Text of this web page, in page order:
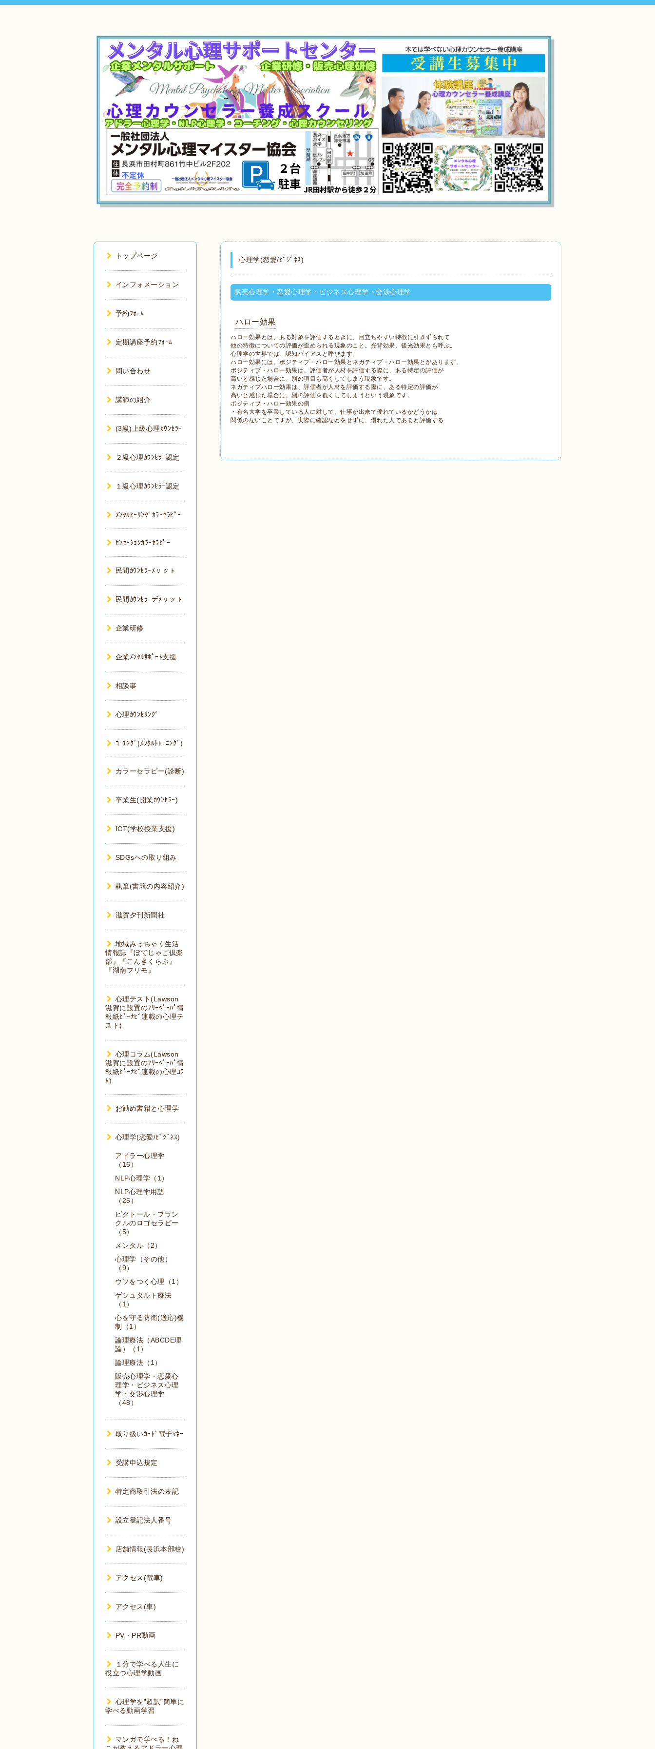
心理学(恋愛/ﾋﾞｼﾞﾈｽ)
販売心理学・恋愛心理学・ビジネス心理学・交渉心理学
ハロー効果
ハロー効果とは、ある対象を評価するときに、目立ちやすい特徴に引きずられて
他の特徴についての評価が歪められる現象のこと。光背効果、後光効果とも呼ぶ。
心理学の世界では、認知バイアスと呼びます。
ハロー効果には、ポジティブ・ハロー効果とネガティブ・ハロー効果とがあります。
ポジティブ・ハロー効果は、評価者が人材を評価する際に、ある特定の評価が
高いと感じた場合に、別の項目も高くしてしまう現象です。
ネガティブハロー効果は、評価者が人材を評価する際に、ある特定の評価が
高いと感じた場合に、別の評価を低くしてしまうという現象です。
ポジティブ・ハロー効果の例
・有名大学を卒業している人に対して、仕事が出来て優れているかどうかは
関係のないことですが、実際に確認などをせずに、優れた人であると評価する
トップページ
インフォメーション
予約ﾌｫｰﾑ
定期講座予約ﾌｫｰﾑ
問い合わせ
講師の紹介
(3級)上級心理ｶｳﾝｾﾗｰ
２級心理ｶｳﾝｾﾗｰ認定
１級心理ｶｳﾝｾﾗｰ認定
ﾒﾝﾀﾙﾋｰﾘﾝｸﾞｶﾗｰｾﾗﾋﾟｰ
ｾﾝｾｰｼｮﾝｶﾗｰｾﾗﾋﾟｰ
民間ｶｳﾝｾﾗｰﾒㇼッㇳ
民間ｶｳﾝｾﾗｰデﾒㇼッㇳ
企業研修
企業ﾒﾝﾀﾙｻﾎﾟｰﾄ支援
相談事
心理ｶｳﾝｾﾘﾝｸﾞ
ｺｰﾁﾝｸﾞ(ﾒﾝﾀﾙﾄﾚｰﾆﾝｸﾞ)
カラーセラピー(診断)
卒業生(開業ｶｳﾝｾﾗｰ)
ICT(学校授業支援)
SDGsへの取り組み
執筆(書籍の内容紹介)
滋賀夕刊新聞社
地域みっちゃく生活
情報誌『ぼてじゃこ倶楽
部』『こんきくらぶ』
『湖南フリモ』
心理テスト(Lawson
滋賀に設置のﾌﾘｰﾍﾟｰﾊﾟ情
報紙ﾋﾟｰﾅﾋﾞ連載の心理テ
スト)
心理コラム(Lawson
滋賀に設置のﾌﾘｰﾍﾟｰﾊﾟ情
報紙ﾋﾟｰﾅﾋﾞ連載の心理ｺﾗ
ﾑ)
お勧め書籍と心理学
心理学(恋愛/ﾋﾞｼﾞﾈｽ)
アドラー心理学
（16）
NLP心理学（1）
NLP心理学用語
（25）
ビクトール・フラン
クルのロゴセラピー
（5）
メンタル（2）
心理学（その他）
（9）
ウソをつく心理（1）
ゲシュタルト療法
（1）
心を守る防衛(適応)機
制（1）
論理療法（ABCDE理
論）（1）
論理療法（1）
販売心理学・恋愛心
理学・ビジネス心理
学・交渉心理学
（48）
取り扱いｶｰﾄﾞ電子ﾏﾈｰ
受講申込規定
特定商取引法の表記
設立登記法人番号
店舗情報(長浜本部校)
アクセス(電車)
アクセス(車)
PV・PR動画
１分で学べる人生に
役立つ心理学動画
心理学を”超訳”簡単に
学べる動画学習
マンガで学べる！ね